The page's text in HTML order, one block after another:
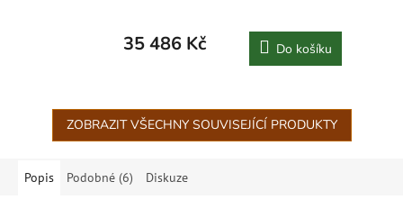
35 486 Kč Do košíku
ZOBRAZIT VŠECHNY SOUVISEJÍCÍ PRODUKTY
Popis Podobné (6) Diskuze